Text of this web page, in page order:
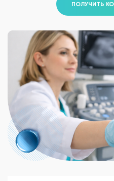
ПОЛУЧИТЬ